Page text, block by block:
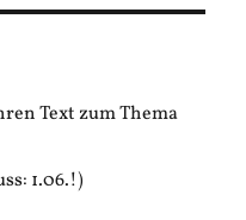
E
Text zum Thema
1.06.!)